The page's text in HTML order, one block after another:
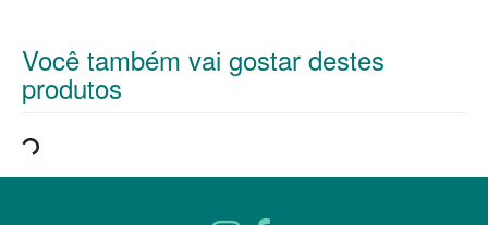
Você também vai gostar destes
produtos